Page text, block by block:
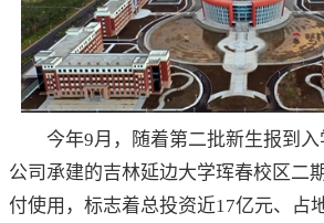
今年9月，随着第二批新生报到
公司承建的吉林延边大学珲春校区二
付使用，标志着总投资近17亿元、占